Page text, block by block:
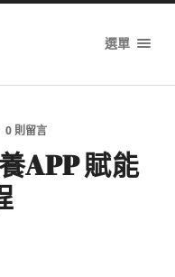
選單
0 則留言
APP 賦能